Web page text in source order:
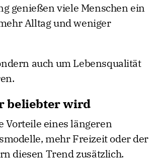
genießen viele Menschen ein
Alltag und weniger
auch um Lebensqualität
beliebter wird
Vorteile eines längeren
mehr Freizeit oder der
diesen Trend zusätzlich.